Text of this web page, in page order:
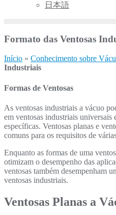
日本語
Formato das Ventosas
Início » Conhecimento sobre
Industriais
Formas de Ventosas
As ventosas industriais a vácuo
em ventosas industriais universais
específicas. Ventosas planas e
comuns para os requisitos de
Enquanto as formas de uma
otimizam o desempenho das
ventosas também desempenham
ventosas industriais.
Ventosas Planas a